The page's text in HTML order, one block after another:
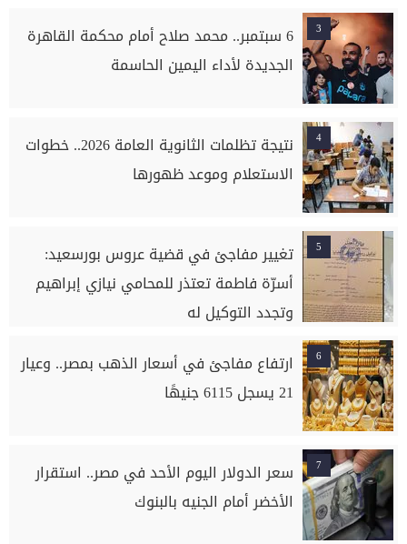
3
6 سبتمبر.. محمد صلاح أمام محكمة القاهرة
الجديدة لأداء اليمين الحاسمة
4
نتيجة تظلمات الثانوية العامة 2026.. خطوات
الاستعلام وموعد ظهورها
5
تغيير مفاجئ في قضية عروس بورسعيد:
أسرّة فاطمة تعتذر للمحامي نيازي إبراهيم
وتجدد التوكيل له
6
ارتفاع مفاجئ في أسعار الذهب بمصر.. وعيار
21 يسجل 6115 جنيهًا
7
سعر الدولار اليوم الأحد في مصر.. استقرار
الأخضر أمام الجنيه بالبنوك